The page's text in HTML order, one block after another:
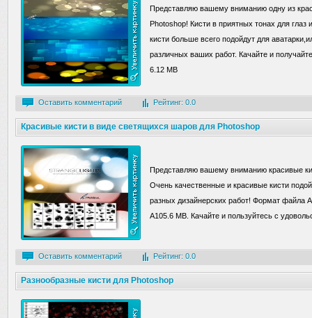
Представляю вашему вниманию одну из
Photoshop! Кисти в приятных тонах для
кисти больше всего подойдут для
различных ваших работ. Качайте и
6.12 MB
Оставить комментарий Рейтинг: 0.0
Красивые кисти в виде светящихся шаров для Photoshop
Представляю вашему вниманию красивые
Очень качественные и красивые кисти
разных дизайнерских работ! Формат файла
А105.6 MB. Качайте и пользуйтесь с
Оставить комментарий Рейтинг: 0.0
Разнообразные кисти для Photoshop